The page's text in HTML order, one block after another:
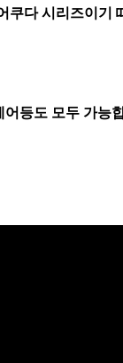
쿠다 시리즈이기
등도 모두 가능